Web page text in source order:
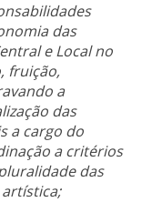
das
e Local no
fruição,
a
das
a cargo do
a critérios
das